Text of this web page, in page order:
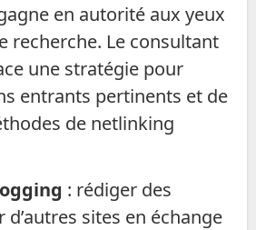
en autorité aux yeux
recherche. Le consultant
une stratégie pour
entrants pertinents et de
de netlinking
: rédiger des
sites en échange